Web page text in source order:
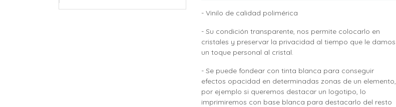
- Vinilo de calidad polimérica
- Su condición transparente, nos permite colocarlo en
cristales y preservar la privacidad al tiempo que le damos
un toque personal al cristal.
- Se puede fondear con tinta blanca para conseguir
efectos opacidad en determinadas zonas de un elemento,
por ejemplo si queremos destacar un logotipo, lo
imprimiremos con base blanca para destacarlo del resto